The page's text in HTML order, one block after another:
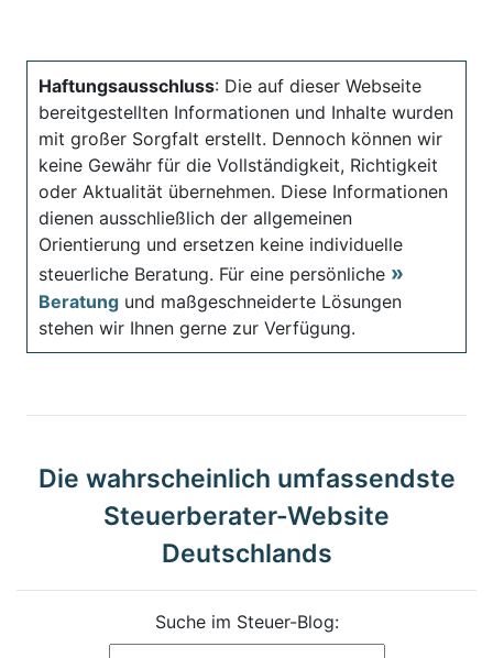
Haftungsausschluss: Die auf dieser Webseite
bereitgestellten Informationen und Inhalte wurden
mit großer Sorgfalt erstellt. Dennoch können wir
keine Gewähr für die Vollständigkeit, Richtigkeit
oder Aktualität übernehmen. Diese Informationen
dienen ausschließlich der allgemeinen
Orientierung und ersetzen keine individuelle
steuerliche Beratung. Für eine persönliche
Beratung und maßgeschneiderte Lösungen
stehen wir Ihnen gerne zur Verfügung.
Die wahrscheinlich umfassendste
Steuerberater-Website
Deutschlands
Suche im Steuer-Blog: